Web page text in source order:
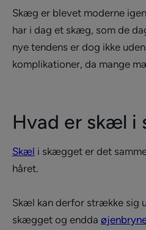
Skæg er blevet moderne
har i dag et skæg, som de
nye tendens er dog ikke
komplikationer, da mange
Hvad er skæl i
Skæl i skægget er det
håret.
Skæl kan derfor strække sig
skægget og endda